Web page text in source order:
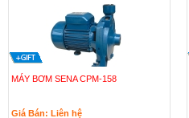
MÁY BƠM SENA CPM-158
Giá Bán: Liên hệ